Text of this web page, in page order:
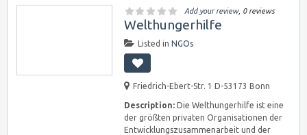
Add your review, 0 reviews
Welthungerhilfe
Listed in NGOs
Friedrich-Ebert-Str. 1 D-53173 Bonn
Description: Die Welthungerhilfe ist eine
der größten privaten Organisationen der
Entwicklungszusammenarbeit und der